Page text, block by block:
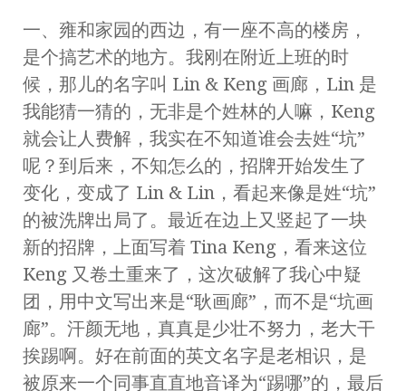
一、雍和家园的西边，有一座不高的楼房，
是个搞艺术的地方。我刚在附近上班的时
候，那儿的名字叫 Lin & Keng 画廊，Lin 是
我能猜一猜的，无非是个姓林的人嘛，Keng
就会让人费解，我实在不知道谁会去姓“坑”
呢？到后来，不知怎么的，招牌开始发生了
变化，变成了 Lin & Lin，看起来像是姓“坑”
的被洗牌出局了。最近在边上又竖起了一块
新的招牌，上面写着 Tina Keng，看来这位
Keng 又卷土重来了，这次破解了我心中疑
团，用中文写出来是“耿画廊”，而不是“坑画
廊”。汗颜无地，真真是少壮不努力，老大干
挨踢啊。好在前面的英文名字是老相识，是
被原来一个同事直直地音译为“踢哪”的，最后